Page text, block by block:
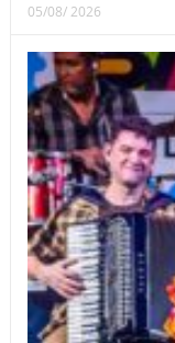
05/08/ 2026